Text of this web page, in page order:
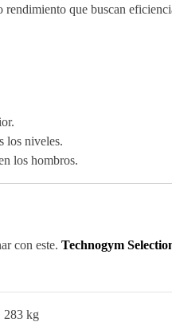
rendimiento que buscan
los niveles.
los hombros.
con este. Technogym
283 kg